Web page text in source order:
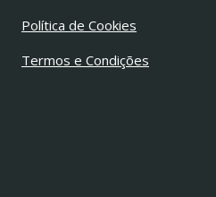
Política de Cookies
Termos e Condições